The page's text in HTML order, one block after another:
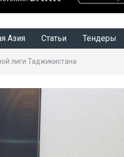
Азия Статьи Тендеры
лиги Таджикистана